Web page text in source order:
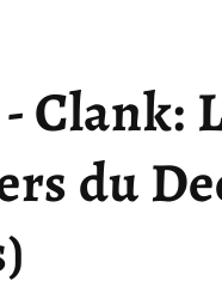
Clank:
du